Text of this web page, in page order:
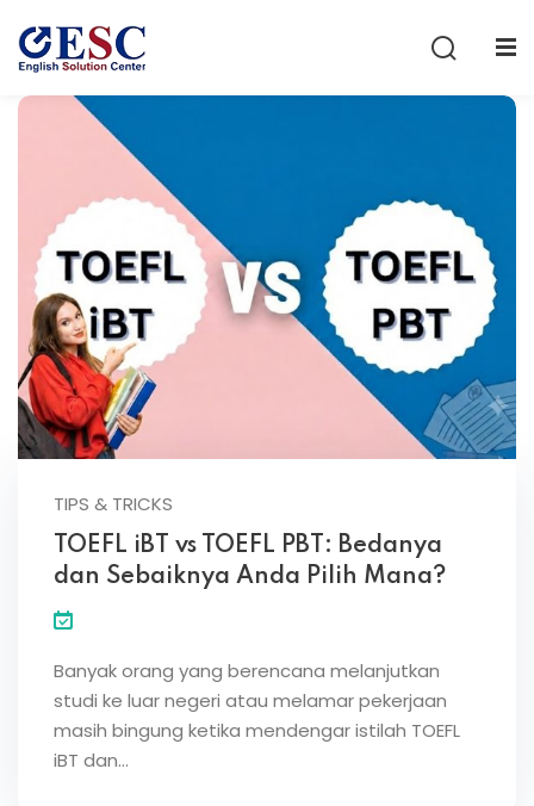
TIPS & TRICKS
TOEFL iBT vs TOEFL PBT: Bedanya
dan Sebaiknya Anda Pilih Mana?
Banyak orang yang berencana melanjutkan
studi ke luar negeri atau melamar pekerjaan
masih bingung ketika mendengar istilah TOEFL
iBT dan…
Don’t have an account?
Remember me Lost your password?